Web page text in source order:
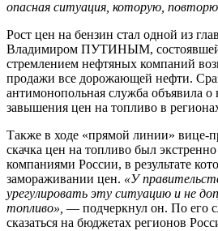
опасная ситуация, которую,
Рост цен на бензин стал одной из
Владимиром ПУТИНЫМ,
стремлением нефтяных компаний
продажи все дорожающей нефти.
антимонопольная служба объявила
завышения цен на топливо в
Также в ходе «прямой линии»
скачка цен на топливо был
компаниями России, в результате
замораживании цен. «У
урегулировать эту ситуацию и не
топливо», — подчеркнул он. По его
сказаться на бюджетах регионов